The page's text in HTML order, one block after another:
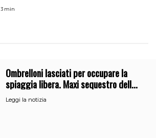
3 min
Ombrelloni lasciati per occupare la
spiaggia libera. Maxi sequestro della
Guardia Costiera
Leggi la notizia